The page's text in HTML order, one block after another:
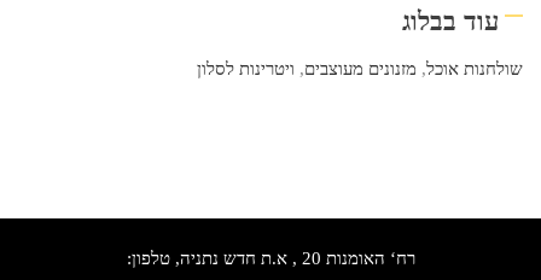
עוד בבלוג
שולחנות אוכל, מזנונים מעוצבים, ויטרינות לסלון
רח‘ האומנות 20 , א.ת חדש נתניה, טלפון: